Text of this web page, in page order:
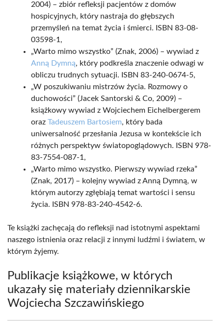
2004) – zbiór refleksji pacjentów z domów
hospicyjnych, który nastraja do głębszych
przemyśleń na temat życia i śmierci. ISBN 83-08-
03598-1,
„Warto mimo wszystko” (Znak, 2006) – wywiad z
Anną Dymną, który podkreśla znaczenie odwagi w
obliczu trudnych sytuacji. ISBN 83-240-0674-5,
„W poszukiwaniu mistrzów życia. Rozmowy o
duchowości” (Jacek Santorski & Co, 2009) –
książkowy wywiad z Wojciechem Eichelbergerem
oraz Tadeuszem Bartosiem, który bada
uniwersalność przesłania Jezusa w kontekście ich
różnych perspektyw światopoglądowych. ISBN 978-
83-7554-087-1,
„Warto mimo wszystko. Pierwszy wywiad rzeka”
(Znak, 2017) – kolejny wywiad z Anną Dymną, w
którym autorzy zgłębiają temat wartości i sensu
życia. ISBN 978-83-240-4542-6.
Te książki zachęcają do refleksji nad istotnymi aspektami
naszego istnienia oraz relacji z innymi ludźmi i światem, w
którym żyjemy.
Publikacje książkowe, w których
ukazały się materiały dziennikarskie
Wojciecha Szczawińskiego